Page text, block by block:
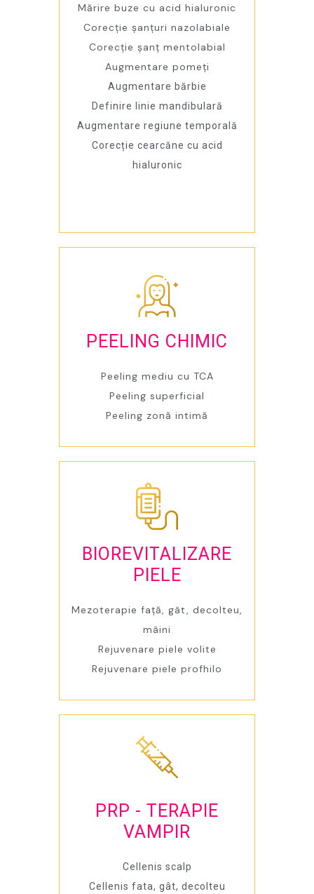
Mărire buze cu acid hialuronic
Corecție șanțuri nazolabiale
Corecție șanț mentolabial
Augmentare pomeți
Augmentare bărbie
Definire linie mandibulară
Augmentare regiune temporală
Corecție cearcăne cu acid
hialuronic
PEELING CHIMIC
Peeling mediu cu TCA
Peeling superficial
Peeling zonă intimă
BIOREVITALIZARE
PIELE
Mezoterapie față, gât, decolteu,
mâini
Rejuvenare piele volite
Rejuvenare piele profhilo
PRP - TERAPIE
VAMPIR
Cellenis scalp
Cellenis fata, gât, decolteu